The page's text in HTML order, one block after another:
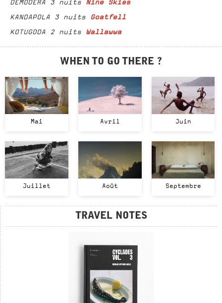
DEMODERA 3 nuits Nine Skies
KANDAPOLA 3 nuits Goatfell
KOTUGODA 2 nuits Wallawwa
WHEN TO GO THERE ?
Mai Avril Juin
Juillet Août Septembre
TRAVEL NOTES